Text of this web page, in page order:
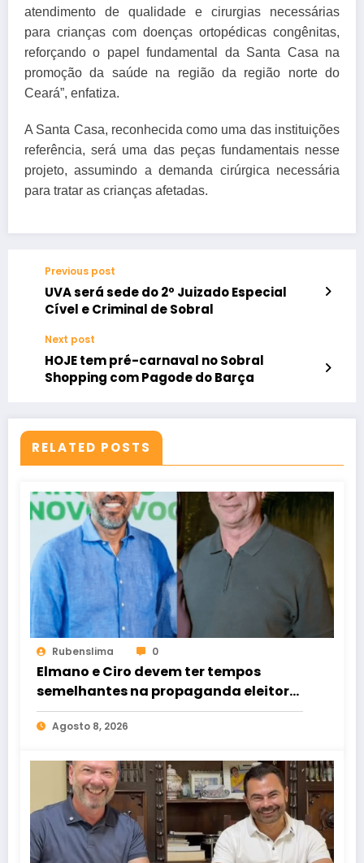
atendimento de qualidade e cirurgias necessárias
para crianças com doenças ortopédicas congênitas,
reforçando o papel fundamental da Santa Casa na
promoção da saúde na região da região norte do
Ceará”, enfatiza.
A Santa Casa, reconhecida como uma das instituições
referência, será uma das peças fundamentais nesse
projeto, assumindo a demanda cirúrgica necessária
para tratar as crianças afetadas.
Previous post
UVA será sede do 2º Juizado Especial
Cível e Criminal de Sobral
Next post
HOJE tem pré-carnaval no Sobral
Shopping com Pagode do Barça
RELATED POSTS
Rubenslima 0
Elmano e Ciro devem ter tempos
semelhantes na propaganda eleitoral
de rádio e TV
Agosto 8, 2026